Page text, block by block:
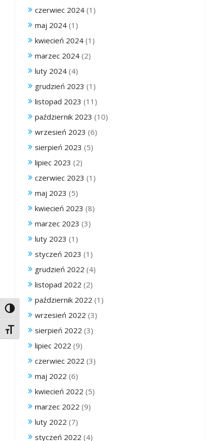
Toggle High Contrast
Toggle Font size
czerwiec 2024 (1)
maj 2024 (1)
kwiecień 2024 (1)
marzec 2024 (2)
luty 2024 (4)
grudzień 2023 (1)
listopad 2023 (11)
październik 2023 (10)
wrzesień 2023 (6)
sierpień 2023 (5)
lipiec 2023 (2)
czerwiec 2023 (1)
maj 2023 (5)
kwiecień 2023 (8)
marzec 2023 (3)
luty 2023 (1)
styczeń 2023 (1)
grudzień 2022 (4)
listopad 2022 (2)
październik 2022 (1)
wrzesień 2022 (3)
sierpień 2022 (3)
lipiec 2022 (9)
czerwiec 2022 (3)
maj 2022 (6)
kwiecień 2022 (5)
marzec 2022 (9)
luty 2022 (7)
styczeń 2022 (4)